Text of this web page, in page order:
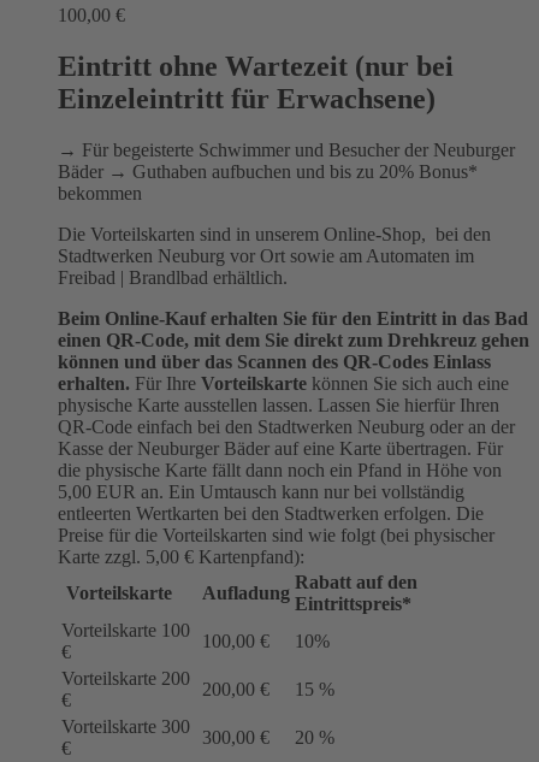
100,00 €
Eintritt ohne Wartezeit (nur bei
Einzeleintritt für Erwachsene)
→ Für begeisterte Schwimmer und Besucher der Neuburger
Bäder → Guthaben aufbuchen und bis zu 20% Bonus*
bekommen
Die Vorteilskarten sind in unserem Online-Shop, bei den
Stadtwerken Neuburg vor Ort sowie am Automaten im
Freibad | Brandlbad erhältlich.
Beim Online-Kauf erhalten Sie für den Eintritt in das Bad
einen QR-Code, mit dem Sie direkt zum Drehkreuz gehen
können und über das Scannen des QR-Codes Einlass
erhalten. Für Ihre Vorteilskarte können Sie sich auch eine
physische Karte ausstellen lassen. Lassen Sie hierfür Ihren
QR-Code einfach bei den Stadtwerken Neuburg oder an der
Kasse der Neuburger Bäder auf eine Karte übertragen. Für
die physische Karte fällt dann noch ein Pfand in Höhe von
5,00 EUR an. Ein Umtausch kann nur bei vollständig
entleerten Wertkarten bei den Stadtwerken erfolgen. Die
Preise für die Vorteilskarten sind wie folgt (bei physischer
Karte zzgl. 5,00 € Kartenpfand):
Vorteilskarte
Aufladung
Rabatt auf den
Eintrittspreis*
Vorteilskarte 100
€
100,00 €
10%
Vorteilskarte 200
€
200,00 €
15 %
Vorteilskarte 300
€
300,00 €
20 %